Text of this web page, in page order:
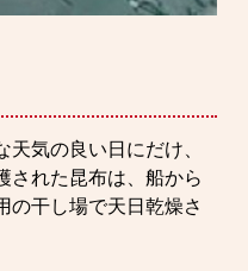
気の良い日にだけ、
された昆布は、船から
の干し場で天日乾燥さ